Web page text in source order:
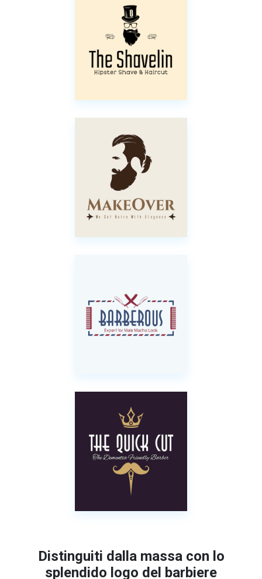
Distinguiti dalla massa con lo
splendido logo del barbiere